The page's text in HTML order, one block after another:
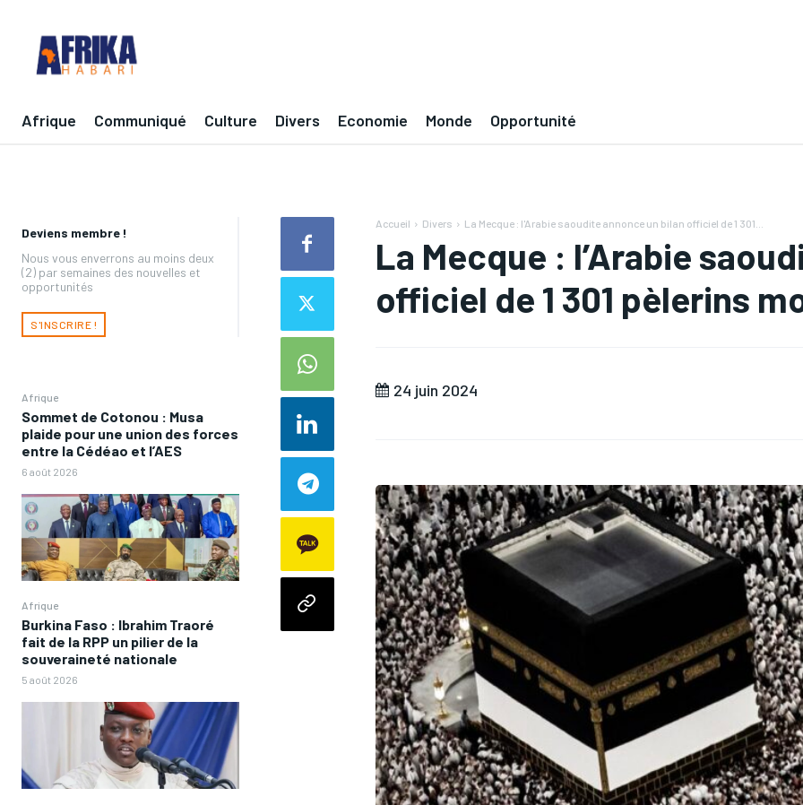
Afrique Communiqué Culture Divers Economie Monde Opportunité
Deviens membre !
Nous vous enverrons au moins deux
(2) par semaines des nouvelles et
opportunités
S'INSCRIRE !
Afrique
Sommet de Cotonou : Musa
plaide pour une union des forces
entre la Cédéao et l’AES
6 août 2026
Afrique
Burkina Faso : Ibrahim Traoré
fait de la RPP un pilier de la
souveraineté nationale
5 août 2026
Accueil Divers La Mecque : l'Arabie saoudite annonce un bilan officiel de 1 301...
La Mecque : l’Arabie
officiel de 1 301 pèlerins
24 juin 2024